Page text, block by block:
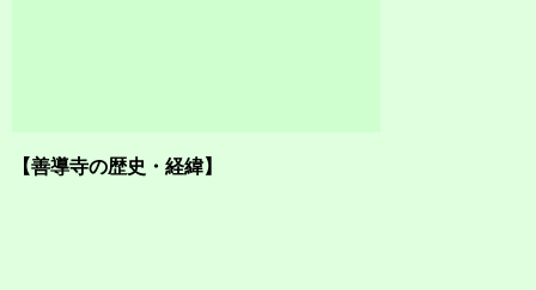
【善導寺の歴史・経緯】